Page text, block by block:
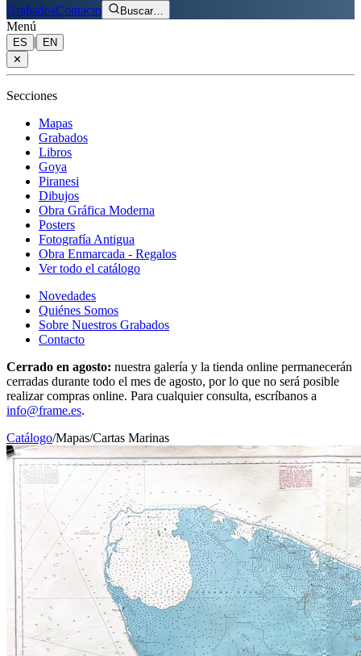
GrabadosContacto Buscar…
Menú
ES |
EN
✕
Secciones
Mapas
Grabados
Libros
Goya
Piranesi
Dibujos
Obra Gráfica Moderna
Posters
Fotografía Antigua
Obra Enmarcada - Regalos
Ver todo el catálogo
Novedades
Quiénes Somos
Sobre Nuestros Grabados
Contacto
Cerrado en agosto: nuestra galería y la tienda online permanecerán
cerradas durante todo el mes de agosto, por lo que no será posible
realizar compras online. Para cualquier consulta, escríbanos a
info@frame.es.
Catálogo/Mapas/Cartas Marinas